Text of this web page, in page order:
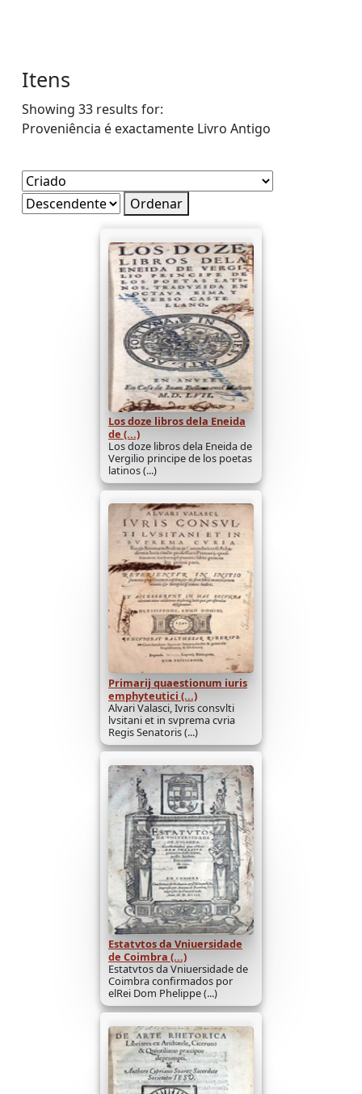
Itens
Showing 33 results for:
Proveniência é exactamente Livro Antigo
Ordenar
Los doze libros dela Eneida
de (...)
Los doze libros dela Eneida de
Vergilio principe de los poetas
latinos (...)
Primarij quaestionum iuris
emphyteutici (...)
Alvari Valasci, Ivris consvlti
lvsitani et in svprema cvria
Regis Senatoris (...)
Estatvtos da Vniuersidade
de Coimbra (...)
Estatvtos da Vniuersidade de
Coimbra confirmados por
elRei Dom Phelippe (...)